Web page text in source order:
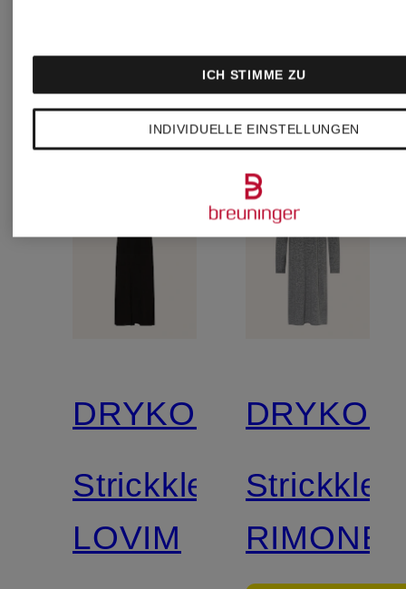
DRYKORN
Strickkleid
LOVIM
RIMONE
INDIVIDUELLE EINSTELLUNGEN
ICH STIMME ZU